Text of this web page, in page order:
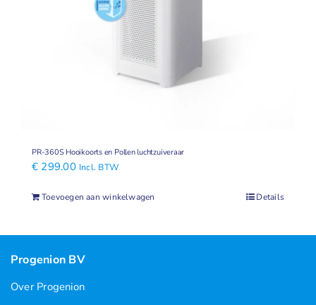
PR-360S Hooikoorts en Pollen luchtzuiveraar
€ 299.00 Incl. BTW
Toevoegen aan winkelwagen Details
Progenion BV
Over Progenion